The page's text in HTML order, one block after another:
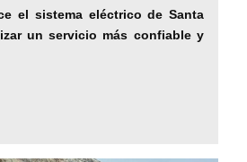
el sistema eléctrico de Santa
un servicio más confiable y